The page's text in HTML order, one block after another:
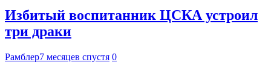
Избитый воспитанник ЦСКА устроил
три драки
Рамблер7 месяцев спустя 0